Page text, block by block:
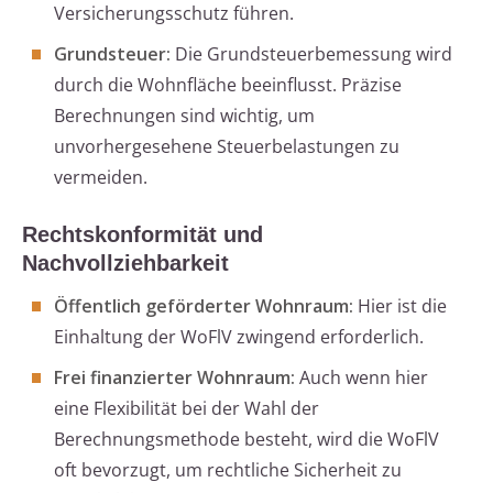
Versicherungsschutz führen.
Grundsteuer: Die Grundsteuerbemessung wird
durch die Wohnfläche beeinflusst. Präzise
Berechnungen sind wichtig, um
unvorhergesehene Steuerbelastungen zu
vermeiden.
Rechtskonformität und
Nachvollziehbarkeit
Öffentlich geförderter Wohnraum: Hier ist die
Einhaltung der WoFlV zwingend erforderlich.
Frei finanzierter Wohnraum: Auch wenn hier
eine Flexibilität bei der Wahl der
Berechnungsmethode besteht, wird die WoFlV
oft bevorzugt, um rechtliche Sicherheit zu